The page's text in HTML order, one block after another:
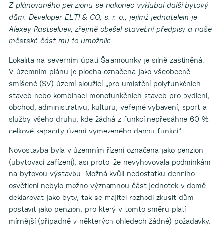
▼
Z plánovaného penzionu se nakonec vyklubal další bytový
dům. Developer EL-TI & CO, s. r. o., jejímž jednatelem je
Alexey Rastseluev, zřejmě obešel stavební předpisy a naše
městská část mu to umožnila.
Lokalita na severním úpatí Šalamounky je silně zastíněná.
V územním plánu je plocha označena jako všeobecně
smíšené (SV) území sloužící „pro umístění polyfunkčních
staveb nebo kombinaci monofunkčních staveb pro bydlení,
obchod, administrativu, kulturu, veřejné vybavení, sport a
služby všeho druhu, kde žádná z funkcí nepřesáhne 60 %
celkové kapacity území vymezeného danou funkcí“.
Novostavba byla v územním řízení označena jako penzion
(ubytovací zařízení), asi proto, že nevyhovovala podmínkám
na bytovou výstavbu. Možná kvůli nedostatku denního
osvětlení nebylo možno významnou část jednotek v domě
deklarovat jako byty, tak se majitel rozhodl zkusit dům
postavit jako penzion, pro který v tomto směru platí
mírnější (případně v některých ohledech žádné) požadavky.